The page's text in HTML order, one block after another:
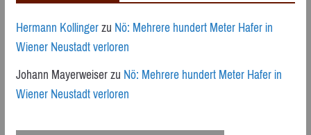
Hermann KollingerzuNö: Mehrere hundert Meter Hafer in
Wiener Neustadt verloren
Johann MayerweiserzuNö: Mehrere hundert Meter Hafer in
Wiener Neustadt verloren